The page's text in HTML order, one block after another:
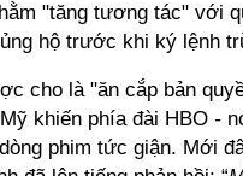
"tăng tương tác" với
hộ trước khi ký lệnh
cho là "ăn cắp bản
khiến phía đài HBO -
phim tức giận. Mới